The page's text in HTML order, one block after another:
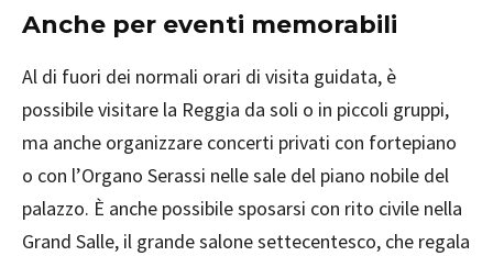
Anche per eventi memorabili
Al di fuori dei normali orari di visita guidata, è
possibile visitare la Reggia da soli o in piccoli gruppi,
ma anche organizzare concerti privati con fortepiano
o con l’Organo Serassi nelle sale del piano nobile del
palazzo. È anche possibile sposarsi con rito civile nella
Grand Salle, il grande salone settecentesco, che regala